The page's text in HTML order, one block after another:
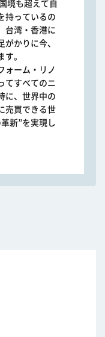
境も超えて自
持っているの
台湾・香港に
がかりに今、
す。
ォーム・リノ
てすべてのニ
に、世界中の
売買できる世
新”を実現し